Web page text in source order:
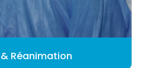
Réanimation